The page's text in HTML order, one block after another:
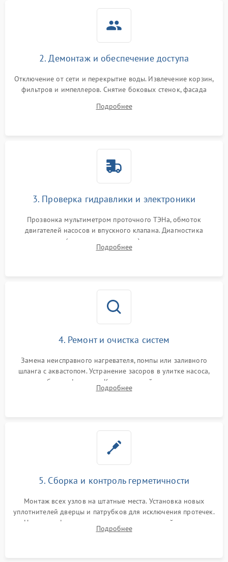
2. Демонтаж и обеспечение доступа
Отключение от сети и перекрытие воды. Извлечение корзин,
фильтров и импеллеров. Снятие боковых стенок, фасада
циркуляционному насосу, ТЭНу и сливной помпе.
Подробнее
3. Проверка гидравлики и электроники
Прозвонка мультиметром проточного ТЭНа, обмоток
двигателей насосов и впускного клапана. Диагностика
прессостата (датчика уровня воды), датчика мутности,
концевика дверцы и электронного модуля управления.
Подробнее
4. Ремонт и очистка систем
Замена неисправного нагревателя, помпы или заливного
шланга с аквастопом. Устранение засоров в улитке насоса,
патрубках и фильтрах. Компонентный ремонт платы
управления, восстановление поврежденной проводки.
Подробнее
5. Сборка и контроль герметичности
Монтаж всех узлов на штатные места. Установка новых
уплотнителей дверцы и патрубков для исключения протечек.
Надежная фиксация хомутов гидравлической системы,
сборка корпуса и установка датчика поплавка.
Подробнее